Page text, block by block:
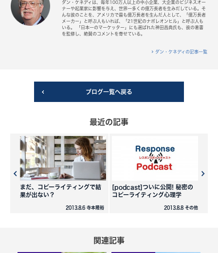
ダン・ケネディは、毎年100万人以上の中小企業、大企業のビジネスオー
ナーや起業家に影響を与え、世界一多くの億万長者を生みだしている。そ
んな彼のことを、アメリカで最も億万長者を生んだ人として、「億万長者
メーカー」と呼ぶ人もいれば、「21世紀のナポレオンヒル」と呼ぶ人も
いる。 「日本一のマーケッター」にも選ばれた神田昌典氏も、彼の著書
を監修し、絶賛のコメントを寄せている。
ダン・ケネディの記事一覧
ブログ一覧へ戻る
最近の記事
まだ、コピーライティングで結
果が出ない？
2013.8.6 寺本隆裕
[podcast]ついに公開! 秘密の
コピーライティング心理学
2013.8.8 その他
関連記事